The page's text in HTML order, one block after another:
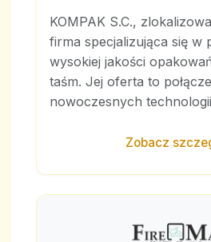
KOMPAK S.C.,
firma specjalizująca się w
wysokiej jakości
taśm. Jej oferta to
nowoczesnych
Zobacz